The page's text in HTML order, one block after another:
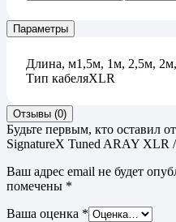
Параметры
Длина, м1,5м, 1м, 2,5м,
Тип кабеляXLR
Отзывы (0)
Будьте первым, кто оставил
SignatureX Tuned ARAY XLR
Ваш адрес email не будет
помечены *
Ваша оценка *